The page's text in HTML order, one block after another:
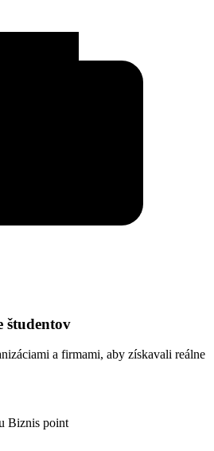
študentov
a firmami, aby získavali reálne